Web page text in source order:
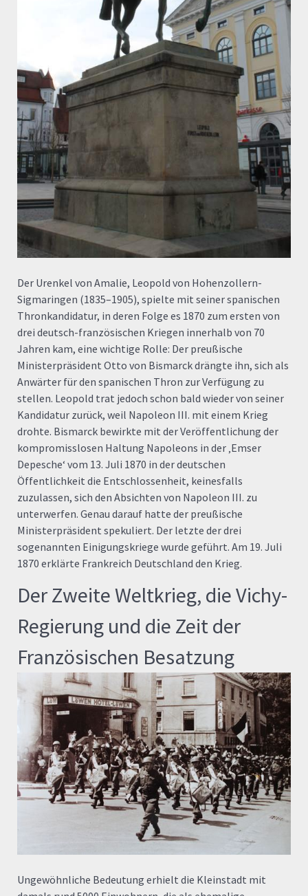
Der Urenkel von Amalie, Leopold von Hohenzollern-
Sigmaringen (1835–1905), spielte mit seiner spanischen
Thronkandidatur, in deren Folge es 1870 zum ersten von
drei deutsch-französischen Kriegen innerhalb von 70
Jahren kam, eine wichtige Rolle: Der preußische
Ministerpräsident Otto von Bismarck drängte ihn, sich als
Anwärter für den spanischen Thron zur Verfügung zu
stellen. Leopold trat jedoch schon bald wieder von seiner
Kandidatur zurück, weil Napoleon III. mit einem Krieg
drohte. Bismarck bewirkte mit der Veröffentlichung der
kompromisslosen Haltung Napoleons in der ‚Emser
Depesche‘ vom 13. Juli 1870 in der deutschen
Öffentlichkeit die Entschlossenheit, keinesfalls
zuzulassen, sich den Absichten von Napoleon III. zu
unterwerfen. Genau darauf hatte der preußische
Ministerpräsident spekuliert. Der letzte der drei
sogenannten Einigungskriege wurde geführt. Am 19. Juli
1870 erklärte Frankreich Deutschland den Krieg.
Der Zweite Weltkrieg, die Vichy-
Regierung und die Zeit der
Französischen Besatzung
Ungewöhnliche Bedeutung erhielt die Kleinstadt mit